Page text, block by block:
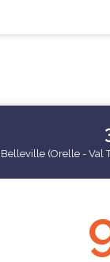
(Orelle - Val